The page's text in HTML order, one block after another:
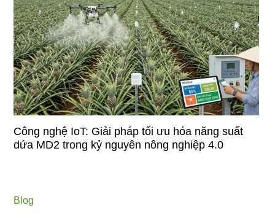
Công nghệ IoT: Giải pháp tối ưu hóa năng suất
dứa MD2 trong kỷ nguyên nông nghiệp 4.0
Blog